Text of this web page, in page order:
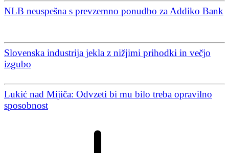
NLB neuspešna s prevzemno ponudbo za Addiko Bank
Slovenska industrija jekla z nižjimi prihodki in večjo
izgubo
Lukić nad Mijiča: Odvzeti bi mu bilo treba opravilno
sposobnost